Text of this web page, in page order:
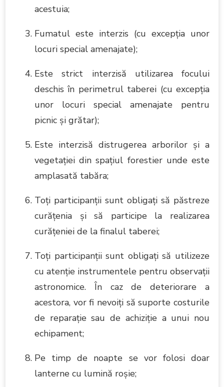
acestuia;
Fumatul este interzis (cu excepţia unor
locuri special amenajate);
Este strict interzisă utilizarea focului
deschis în perimetrul taberei (cu excepția
unor locuri special amenajate pentru
picnic și grătar);
Este interzisă distrugerea arborilor şi a
vegetaţiei din spaţiul forestier unde este
amplasată tabăra;
Toţi participanţii sunt obligaţi să păstreze
curăţenia şi să participe la realizarea
curăţeniei de la finalul taberei;
Toţi participanţii sunt obligaţi să utilizeze
cu atenţie instrumentele pentru observaţii
astronomice. În caz de deteriorare a
acestora, vor fi nevoiţi să suporte costurile
de reparaţie sau de achiziţie a unui nou
echipament;
Pe timp de noapte se vor folosi doar
lanterne cu lumină roşie;